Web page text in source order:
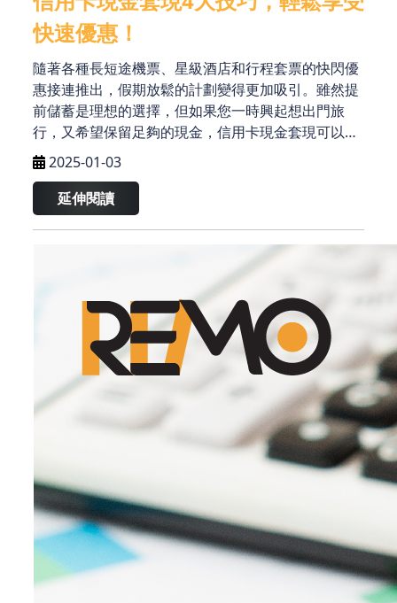
快速優惠！
隨著各種長短途機票、星級酒店和行程套票的快閃優
惠接連推出，假期放鬆的計劃變得更加吸引。雖然提
前儲蓄是理想的選擇，但如果您一時興起想出門旅
行，又希望保留足夠的現金，信用卡現金套現可以成
為您的好幫手。然而，現金套現的方法多種多樣，您
需要注意哪些要點呢？以下是幾個重要提示，幫助您
輕鬆獲得額外現金，盡情享受旅行。
2025-01-03
延伸閱讀